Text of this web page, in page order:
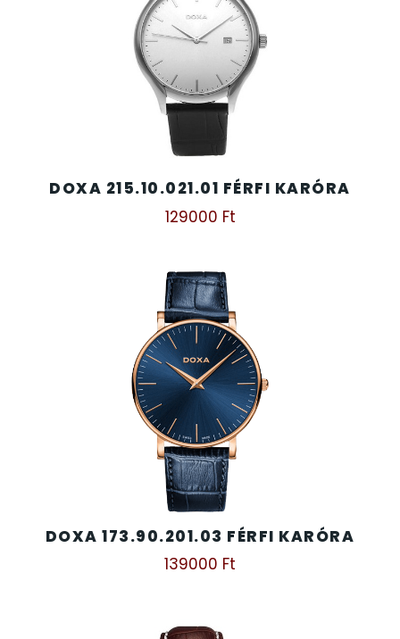
DOXA 215.10.021.01 FÉRFI KARÓRA
129000 Ft
DOXA 173.90.201.03 FÉRFI KARÓRA
139000 Ft
SERGIO TACCHINI
TIMESTAR HÁLÓZATI ÉBRESZTŐÓRÁK